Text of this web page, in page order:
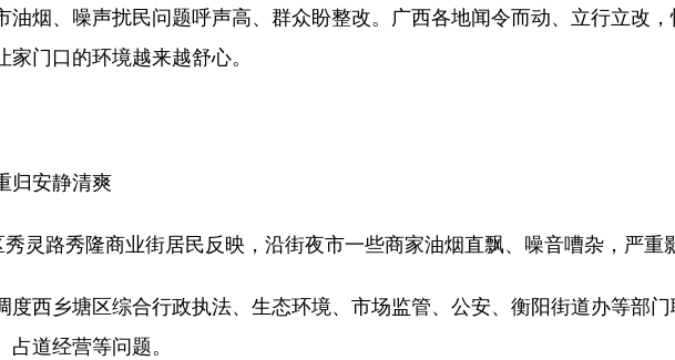
油烟、噪声扰民问题呼声高、群众盼整改。广西各地闻令而动、立行立改
门口的环境越来越舒心。
安静清爽
路秀隆商业街居民反映，沿街夜市一些商家油烟直飘、噪音嘈杂，严重
西乡塘区综合行政执法、生态环境、市场监管、公安、衡阳街道办等部门
道经营等问题。